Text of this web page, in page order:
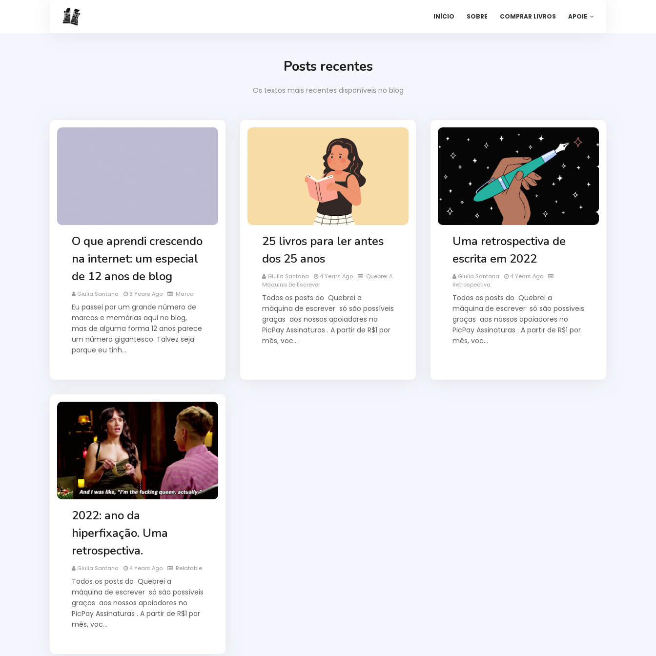
INÍCIO SOBRE COMPRAR LIVROS APOIE
Posts recentes
Os textos mais recentes disponíveis no blog
O que aprendi crescendo
na internet: um especial
de 12 anos de blog
Giulia Santana 3 Years Ago Marco
Eu passei por um grande número de
marcos e memórias aqui no blog,
mas de alguma forma 12 anos parece
um número gigantesco. Talvez seja
porque eu tinh…
25 livros para ler antes
dos 25 anos
Giulia Santana 4 Years Ago
Quebrei A
Máquina De Escrever
Todos os posts do Quebrei a
máquina de escrever só são possíveis
graças aos nossos apoiadores no
PicPay Assinaturas . A partir de R$1 por
mês, voc…
Uma retrospectiva de
escrita em 2022
Giulia Santana
4 Years Ago
Retrospectiva
Todos os posts do Quebrei a
máquina de escrever só são possíveis
graças aos nossos apoiadores no
PicPay Assinaturas . A partir de R$1 por
mês, voc…
2022: ano da
hiperfixação. Uma
retrospectiva.
Giulia Santana 4 Years Ago Relatable
Todos os posts do Quebrei a
máquina de escrever só são possíveis
graças aos nossos apoiadores no
PicPay Assinaturas . A partir de R$1 por
mês, voc…